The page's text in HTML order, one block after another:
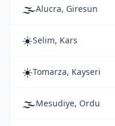
🌫️Alucra, Giresun
☀️Selim, Kars
☀️Tomarza, Kayseri
🌫️Mesudiye, Ordu